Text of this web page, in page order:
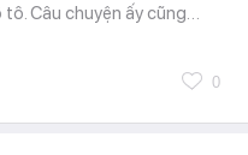
Câu chuyện ấy cũng…
0